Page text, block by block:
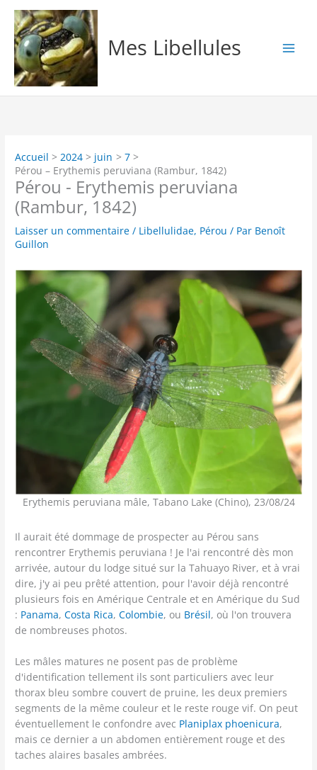
Aller
contenu
Mes Libellules
Accueil 2024 juin
7
Pérou – Erythemis peruviana (Rambur, 1842)
Pérou - Erythemis peruviana
(Rambur, 1842)
Laisser un commentaire / Libellulidae, Pérou / Par Benoît
Guillon
Erythemis peruviana mâle, Tabano Lake (Chino), 23/08/24
Il aurait été dommage de prospecter au Pérou sans
rencontrer Erythemis peruviana ! Je l'ai rencontré dès mon
arrivée, autour du lodge situé sur la Tahuayo River, et à vrai
dire, j'y ai peu prêté attention, pour l'avoir déjà rencontré
plusieurs fois en Amérique Centrale et en Amérique du Sud
: Panama,Costa Rica,Colombie, ou Brésil, où l'on trouvera
de nombreuses photos.
Les mâles matures ne posent pas de problème
d'identification tellement ils sont particuliers avec leur
thorax bleu sombre couvert de pruine, les deux premiers
segments de la même couleur et le reste rouge vif. On peut
éventuellement le confondre avec Planiplax phoenicura,
mais ce dernier a un abdomen entièrement rouge et des
taches alaires basales ambrées.